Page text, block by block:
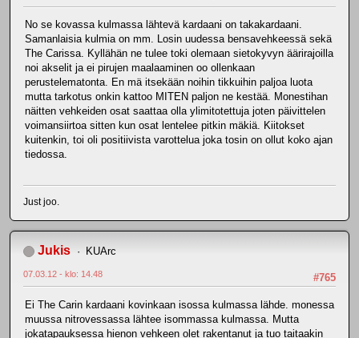
No se kovassa kulmassa lähtevä kardaani on takakardaani.
Samanlaisia kulmia on mm. Losin uudessa bensavehkeessä sekä
The Carissa. Kyllähän ne tulee toki olemaan sietokyvyn äärirajoilla
noi akselit ja ei pirujen maalaaminen oo ollenkaan
perustelematonta. En mä itsekään noihin tikkuihin paljoa luota
mutta tarkotus onkin kattoo MITEN paljon ne kestää. Monestihan
näitten vehkeiden osat saattaa olla ylimitotettuja joten päivittelen
voimansiirtoa sitten kun osat lentelee pitkin mäkiä. Kiitokset
kuitenkin, toi oli positiivista varottelua joka tosin on ollut koko ajan
tiedossa.
Just joo.
Jukis KUArc
#765
07.03.12 - klo: 14.48
Ei The Carin kardaani kovinkaan isossa kulmassa lähde. monessa
muussa nitrovessassa lähtee isommassa kulmassa. Mutta
jokatapauksessa hienon vehkeen olet rakentanut ja tuo taitaakin